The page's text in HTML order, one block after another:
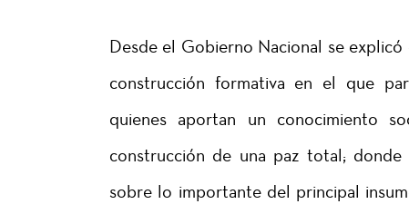
Desde el Gobierno Nacional se
construcción formativa en el que
quienes aportan un conocimiento
construcción de una paz total;
sobre lo importante del principal